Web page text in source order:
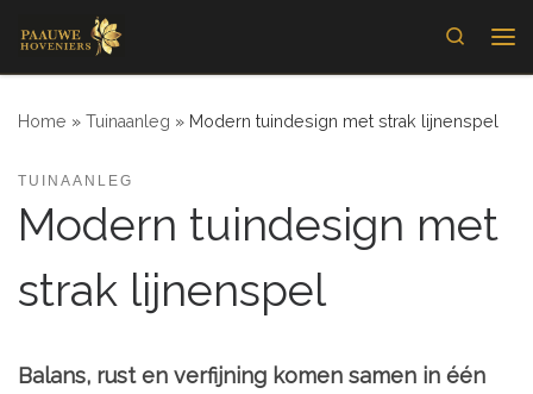
Skip to content
Search
Home » Tuinaanleg » Modern tuindesign met strak lijnenspel
TUINAANLEG
Modern tuindesign met
strak lijnenspel
Balans, rust en verfijning komen samen in één